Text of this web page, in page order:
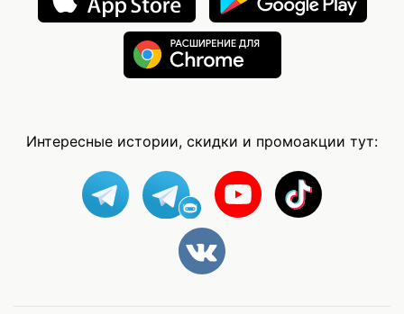
Интересные истории, скидки и промоакции тут: